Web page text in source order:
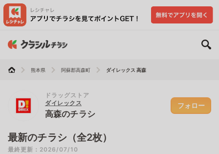
熊本県 阿蘇郡高森町 ダイレックス 高森
ドラッグストア
ダイレックス
高森のチラシ
フォロー
最新のチラシ（全2枚）
最終更新：2026/07/10